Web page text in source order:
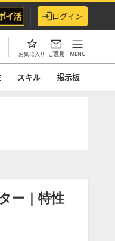
ログイン
お気に入り ご意見 MENU
スキル 掲示板
ー｜特性